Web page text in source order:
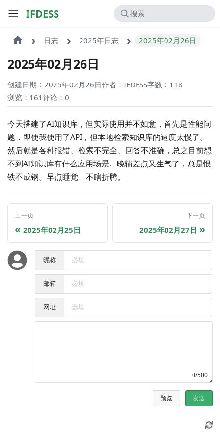
IFDESS
日志 2025年日志 2025年02月26日
2025年02月26日
创建日期：2025年02月26日作者：IFDESS字数：118
浏览：161评论：0
今天搭建了AI知识库，但实际使用并不如意，首先是性能问
题，即使我使用了API，但本地检索知识库的速度太慢了。
然后就是各种报错、检索不完全、回答不准确，总之目前想
不到AI知识库有什么应用场景。晚辅差点又生气了，总是恨
铁不成钢。早点睡觉，不瞎折腾。
上一页
2025年02月25日
下一页
2025年02月27日
昵称
邮箱
网址
0/500
预览 发送